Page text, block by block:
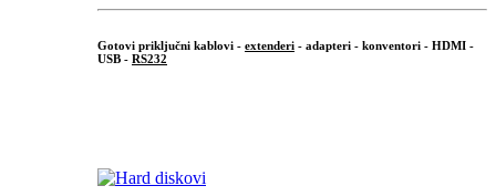
Gotovi priključni kablovi - extenderi - adapteri - konventori - HDMI -
USB - RS232